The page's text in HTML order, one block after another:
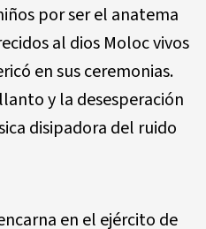
por ser el anatema
al dios Moloc vivos
en sus ceremonias.
y la desesperación
disipadora del ruido
en el ejército de